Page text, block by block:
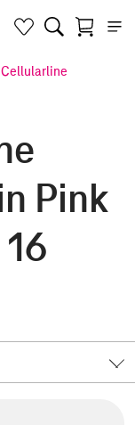
Cellularline
Pink